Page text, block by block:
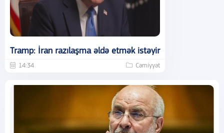
Tramp: İran razılaşma əldə etmək istəyir
14:34 Cəmiyyət